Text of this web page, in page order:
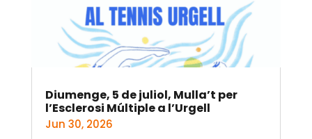
Diumenge, 5 de juliol, Mulla’t per
l’Esclerosi Múltiple a l’Urgell
Jun 30, 2026